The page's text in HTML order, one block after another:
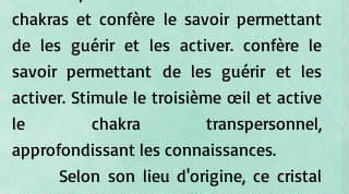
chakras et confère le savoir permettant
de les guérir et les activer. confère le
savoir permettant de les guérir et les
activer. Stimule le troisième œil et active
le chakra transpersonnel,
approfondissant les connaissances.